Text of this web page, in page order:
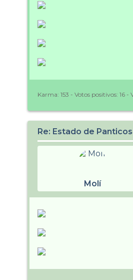
Karma: 153 - Votos positivos: 16 -
Re: Estado de
Molí